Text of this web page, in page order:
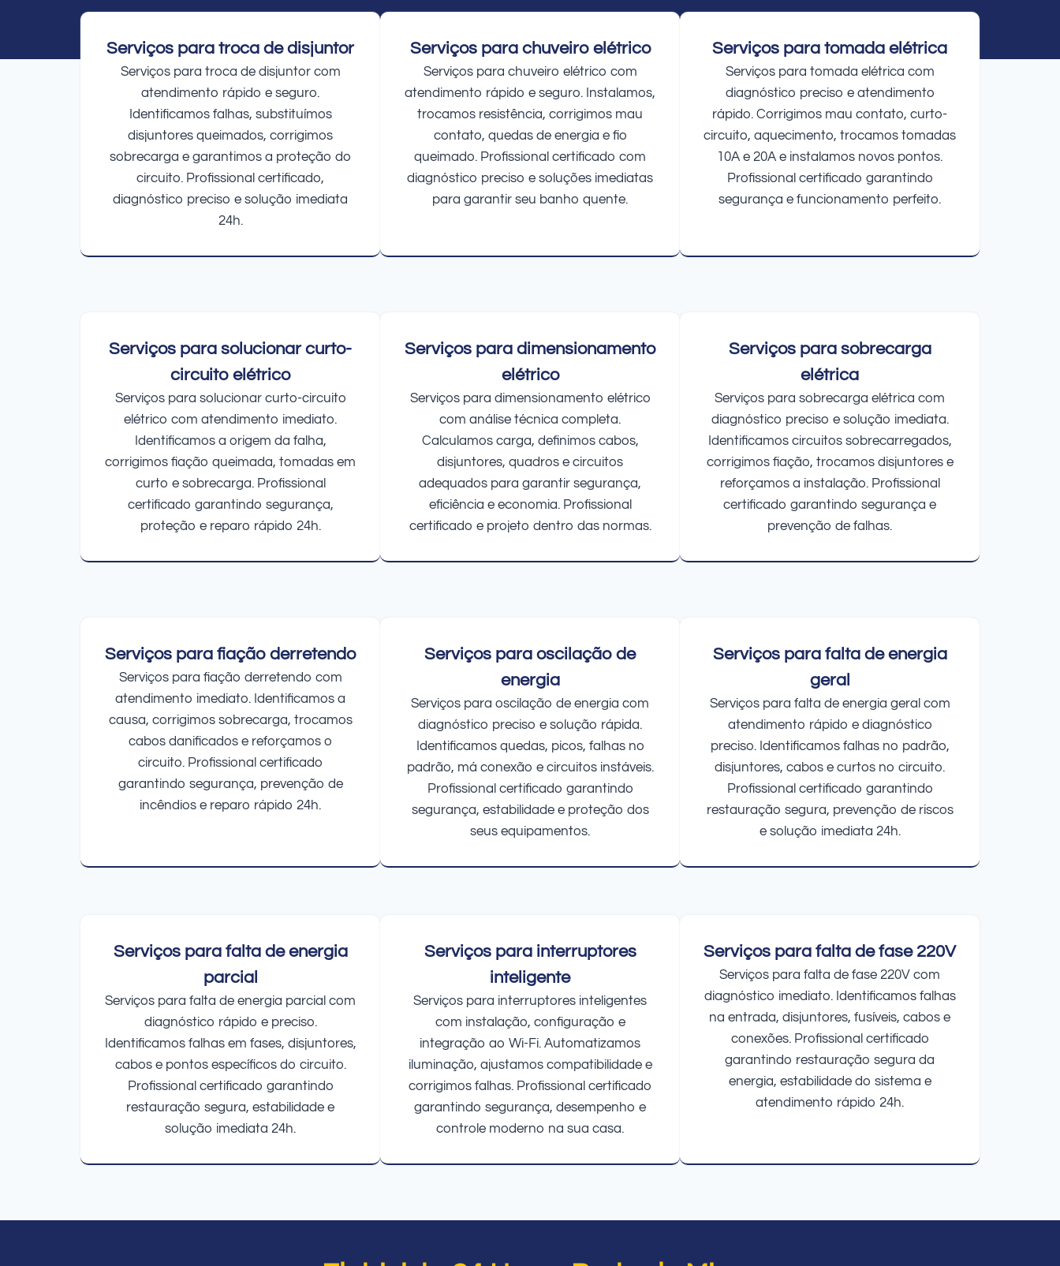
Serviços para troca de disjuntor
Serviços para troca de disjuntor com
atendimento rápido e seguro.
Identificamos falhas, substituímos
disjuntores queimados, corrigimos
sobrecarga e garantimos a proteção do
circuito. Profissional certificado,
diagnóstico preciso e solução imediata
24h.
Serviços para chuveiro elétrico
Serviços para chuveiro elétrico com
atendimento rápido e seguro. Instalamos,
trocamos resistência, corrigimos mau
contato, quedas de energia e fio
queimado. Profissional certificado com
diagnóstico preciso e soluções imediatas
para garantir seu banho quente.
Serviços para tomada elétrica
Serviços para tomada elétrica com
diagnóstico preciso e atendimento
rápido. Corrigimos mau contato, curto-
circuito, aquecimento, trocamos tomadas
10A e 20A e instalamos novos pontos.
Profissional certificado garantindo
segurança e funcionamento perfeito.
Serviços para solucionar curto-
circuito elétrico
Serviços para solucionar curto-circuito
elétrico com atendimento imediato.
Identificamos a origem da falha,
corrigimos fiação queimada, tomadas em
curto e sobrecarga. Profissional
certificado garantindo segurança,
proteção e reparo rápido 24h.
Serviços para dimensionamento
elétrico
Serviços para dimensionamento elétrico
com análise técnica completa.
Calculamos carga, definimos cabos,
disjuntores, quadros e circuitos
adequados para garantir segurança,
eficiência e economia. Profissional
certificado e projeto dentro das normas.
Serviços para sobrecarga
elétrica
Serviços para sobrecarga elétrica com
diagnóstico preciso e solução imediata.
Identificamos circuitos sobrecarregados,
corrigimos fiação, trocamos disjuntores e
reforçamos a instalação. Profissional
certificado garantindo segurança e
prevenção de falhas.
Serviços para fiação derretendo
Serviços para fiação derretendo com
atendimento imediato. Identificamos a
causa, corrigimos sobrecarga, trocamos
cabos danificados e reforçamos o
circuito. Profissional certificado
garantindo segurança, prevenção de
incêndios e reparo rápido 24h.
Serviços para oscilação de
energia
Serviços para oscilação de energia com
diagnóstico preciso e solução rápida.
Identificamos quedas, picos, falhas no
padrão, má conexão e circuitos instáveis.
Profissional certificado garantindo
segurança, estabilidade e proteção dos
seus equipamentos.
Serviços para falta de energia
geral
Serviços para falta de energia geral com
atendimento rápido e diagnóstico
preciso. Identificamos falhas no padrão,
disjuntores, cabos e curtos no circuito.
Profissional certificado garantindo
restauração segura, prevenção de riscos
e solução imediata 24h.
Serviços para falta de energia
parcial
Serviços para falta de energia parcial com
diagnóstico rápido e preciso.
Identificamos falhas em fases, disjuntores,
cabos e pontos específicos do circuito.
Profissional certificado garantindo
restauração segura, estabilidade e
solução imediata 24h.
Serviços para interruptores
inteligente
Serviços para interruptores inteligentes
com instalação, configuração e
integração ao Wi-Fi. Automatizamos
iluminação, ajustamos compatibilidade e
corrigimos falhas. Profissional certificado
garantindo segurança, desempenho e
controle moderno na sua casa.
Serviços para falta de fase 220V
Serviços para falta de fase 220V com
diagnóstico imediato. Identificamos falhas
na entrada, disjuntores, fusíveis, cabos e
conexões. Profissional certificado
garantindo restauração segura da
energia, estabilidade do sistema e
atendimento rápido 24h.